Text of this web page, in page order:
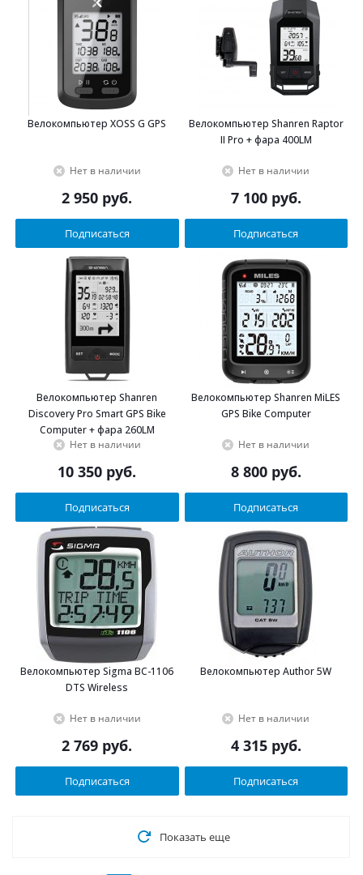
Велокомпьютер XOSS G GPS
Нет в наличии
2 950 руб.
Подписаться
Велокомпьютер Shanren Raptor
II Pro + фара 400LM
Нет в наличии
7 100руб.
Подписаться
Велокомпьютер Shanren
Discovery Pro Smart GPS Bike
Computer + фара 260LM
Нет в наличии
10 350 руб.
Подписаться
Велокомпьютер Shanren MiLES
GPS Bike Computer
Нет в наличии
8 800руб.
Подписаться
Велокомпьютер Sigma BC-1106
DTS Wireless
Нет в наличии
2 769 руб.
Подписаться
Велокомпьютер Author 5W
Нет в наличии
4 315руб.
Подписаться
Показать еще